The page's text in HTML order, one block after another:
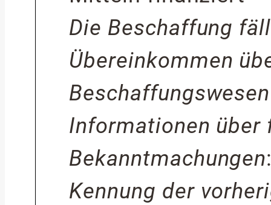
Die Beschaffung
Übereinkommen
Beschaffungswesen
Informationen über
Bekanntmachungen
Kennung der